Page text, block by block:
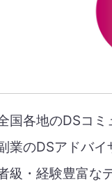
全国各地のDSコ
業のDSアドバイ
級・経験豊富な